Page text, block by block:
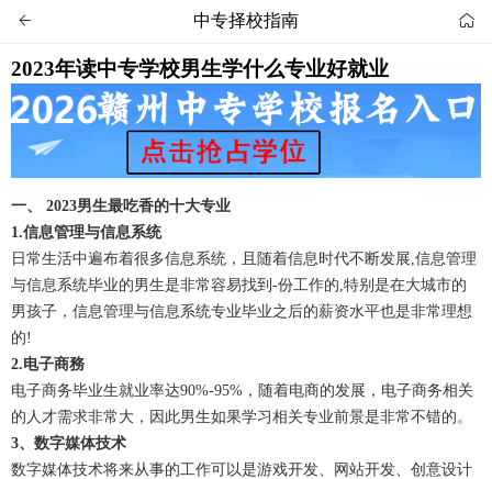
 中专择校指南 
2023年读中专学校男生学什么专业好就业
一、 2023男生最吃香的十大专业
1.信息管理与信息系统
日常生活中遍布着很多信息系统，且随着信息时代不断发展,信息管理
与信息系统毕业的男生是非常容易找到-份工作的,特别是在大城市的
男孩子，信息管理与信息系统专业毕业之后的薪资水平也是非常理想
的!
2.电子商務
电子商务毕业生就业率达90%-95%，随着电商的发展，电子商务相关
的人才需求非常大，因此男生如果学习相关专业前景是非常不错的。
3、数字媒体技术
数字媒体技术将来从事的工作可以是游戏开发、网站开发、创意设计